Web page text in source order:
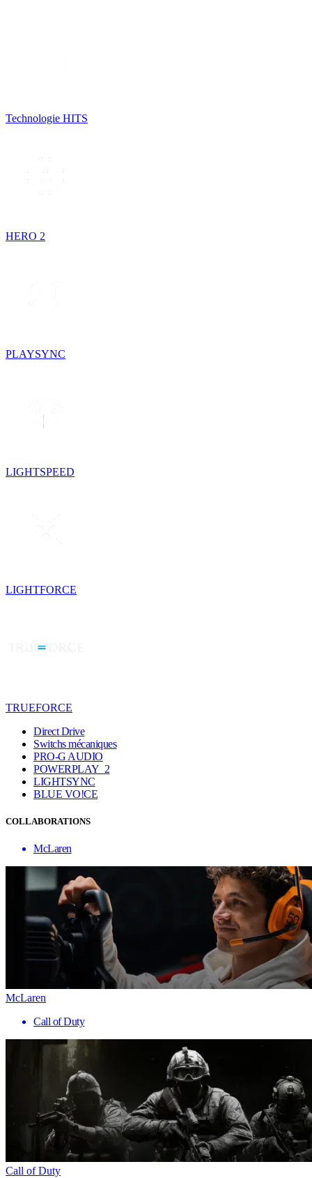
Technologie HITS
HERO 2
PLAYSYNC
LIGHTSPEED
LIGHTFORCE
TRUEFORCE
Direct Drive
Switchs mécaniques
PRO-G AUDIO
POWERPLAY 2
LIGHTSYNC
BLUE VO!CE
COLLABORATIONS
McLaren
McLaren
Call of Duty
Call of Duty